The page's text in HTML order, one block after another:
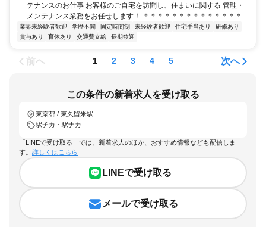
テナンスのお仕事 お客様のご自宅を訪問し、住まいに関する 管理・
メンテナンス業務をお任せします！ ＊＊＊＊＊＊＊＊＊＊＊＊＊＊...
業界未経験者歓迎 学歴不問 固定時間制 未経験者歓迎 住宅手当あり
研修あり
賞与あり
育休あり 交通費支給 長期歓迎
前へ 1 2 3 4 5 次へ
この条件の新着求人を受け取る
東京都 / 東久留米駅
駅チカ・駅ナカ
「LINEで受け取る」では、新着求人のほか、おすすめ情報なども配信しま
す。 詳しくはこちら
LINEで受け取る
メールで受け取る